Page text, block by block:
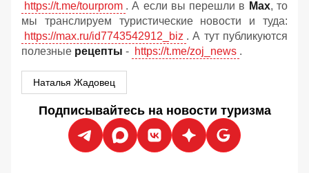
https://t.me/tourprom . А если вы перешли в Мах, то
мы транслируем туристические новости и туда:
https://max.ru/id7743542912_biz . А тут публикуются
полезные рецепты - https://t.me/zoj_news .
Наталья Жадовец
Подписывайтесь на новости туризма